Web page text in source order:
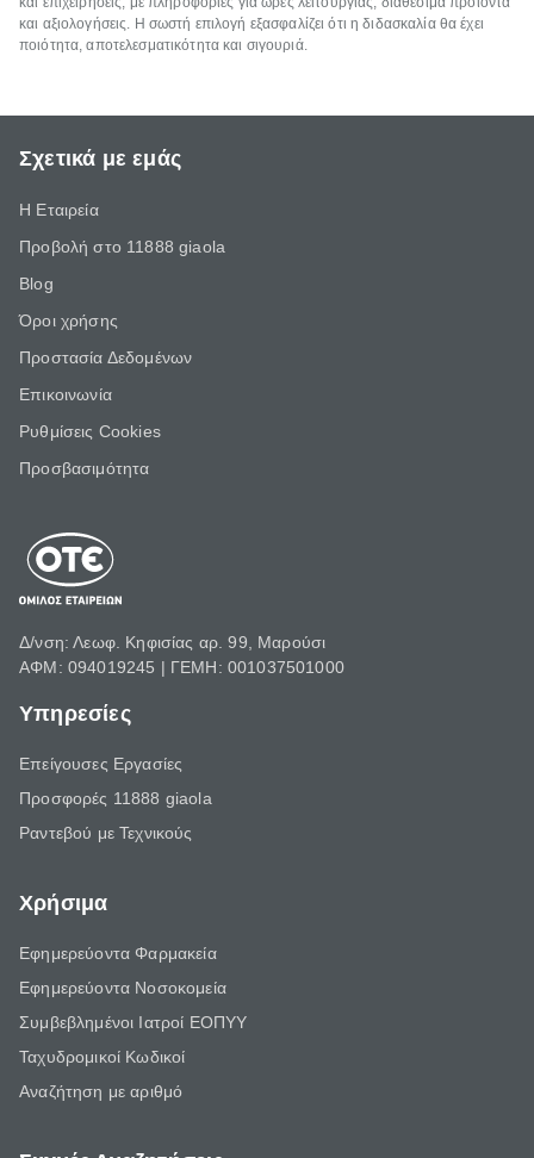
και αξιολογήσεις. Η σωστή επιλογή εξασφαλίζει ότι η διδασκαλία θα έχει
ποιότητα, αποτελεσματικότητα και σιγουριά.
Σχετικά με εμάς
Η Εταιρεία
Προβολή στο 11888 giaola
Blog
Όροι χρήσης
Προστασία Δεδομένων
Επικοινωνία
Ρυθμίσεις Cookies
Προσβασιμότητα
Δ/νση: Λεωφ. Κηφισίας αρ. 99, Μαρούσι
ΑΦΜ: 094019245 | ΓΕΜΗ: 001037501000
Υπηρεσίες
Επείγουσες Εργασίες
Προσφορές 11888 giaola
Ραντεβού με Τεχνικούς
Χρήσιμα
Εφημερεύοντα Φαρμακεία
Εφημερεύοντα Νοσοκομεία
Συμβεβλημένοι Ιατροί ΕΟΠΥΥ
Ταχυδρομικοί Κωδικοί
Αναζήτηση με αριθμό